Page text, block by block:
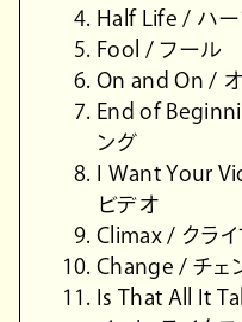
Half Life / ハー
Fool / フール
On and On / オ
End of
ング
I Want Your
ビデオ
Climax / クライ
Change / チェ
Is That All It